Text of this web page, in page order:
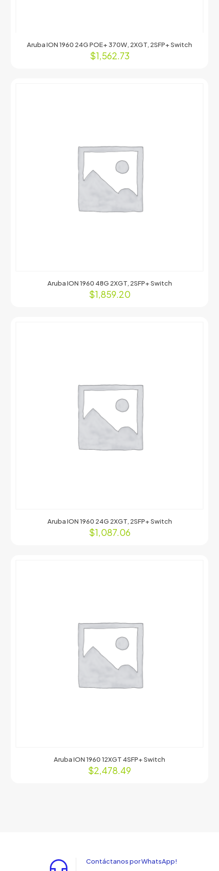
Aruba ION 1960 24G POE+ 370W, 2XGT, 2SFP+ Switch
$1,562.73
Aruba ION 1960 48G 2XGT, 2SFP+ Switch
$1,859.20
Aruba ION 1960 24G 2XGT, 2SFP+ Switch
$1,087.06
Aruba ION 1960 12XGT 4SFP+ Switch
$2,478.49
Contáctanos por WhatsApp!